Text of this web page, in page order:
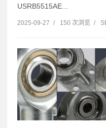
USRB5515AE...
2025-09-27 / 150 次浏览 /